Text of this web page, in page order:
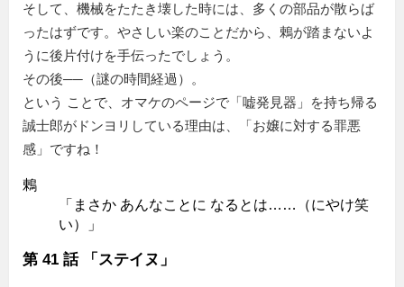
そして、機械をたたき壊した時には、多くの部品が散らば
ったはずです。やさしい楽のことだから、鶇が踏まないよ
うに後片付けを手伝ったでしょう。
その後──（謎の時間経過）。
という ことで、オマケのページで
嘘発見器
を持ち帰る
誠士郎がドンヨリしている理由は、「お嬢に対する罪悪
感」ですね！
鶇
「まさか あんなことに なるとは……（にやけ笑
い）」
第 41 話 「ステイヌ」